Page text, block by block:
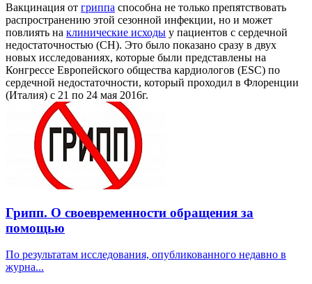
Вакцинация от гриппа способна не только препятствовать
распространению этой сезонной инфекции, но и может
повлиять на клинические исходы у пациентов с сердечной
недостаточностью (СН). Это было показано сразу в двух
новых исследованиях, которые были представлены на
Конгрессе Европейского общества кардиологов (ESC) по
сердечной недостаточности, который проходил в Флоренции
(Италия) с 21 по 24 мая 2016г.
Грипп. О своевременности обращения за
помощью
По результатам исследования, опубликованного недавно в
журна...